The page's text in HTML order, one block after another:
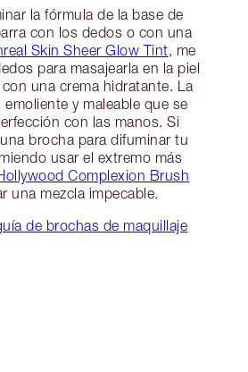
la fórmula de la base de
con los dedos o con una
Skin Sheer Glow Tint, me
para masajearla en la piel
una crema hidratante. La
y maleable que se
con las manos. Si
brocha para difuminar tu
usar el extremo más
Complexion Brush
una mezcla impecable.
de brochas de maquillaje